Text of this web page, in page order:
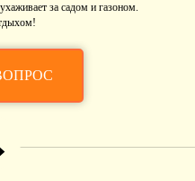
за садом и газоном.